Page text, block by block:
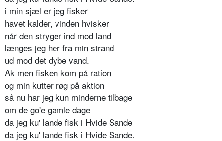
i min sjæl er jeg fisker
havet kalder, vinden hvisker
når den stryger ind mod land
længes jeg her fra min strand
ud mod det dybe vand.
Ak men fisken kom på ration
og min kutter røg på aktion
så nu har jeg kun minderne tilbage
om de go'e gamle dage
da jeg ku' lande fisk i Hvide Sande
da jeg ku' lande fisk i Hvide Sande.